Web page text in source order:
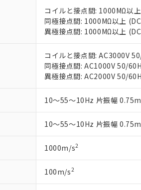
コイルと接点間: 1000MΩ以
同極接点間: 1000MΩ以上
異極接点間: 1000MΩ以上
コイルと接点間: AC3000V
同極接点間: AC1000V 50/
異極接点間: AC2000V 50/
10～55～10Hz 片振幅
10～55～10Hz 片振幅
1000m/s2
100m/s2
お客様が当
が、当社の
さい。
※当社の共同
いる法人を
※3 非含有証明
下記の非含有証明
EU RoHS指令（10
51物質の非含有証
※本証明書は発行
また、RoHS指令
混在することから
り割愛しております
味します。
「－」：未確認で
空
白
受注生